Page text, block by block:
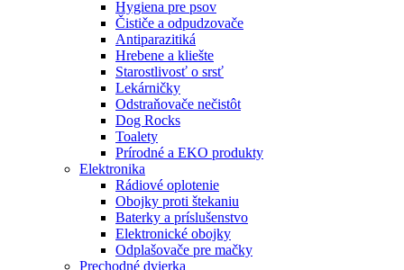
Hygiena pre psov
Čističe a odpudzovače
Antiparazitiká
Hrebene a kliešte
Starostlivosť o srsť
Lekárničky
Odstraňovače nečistôt
Dog Rocks
Toalety
Prírodné a EKO produkty
Elektronika
Rádiové oplotenie
Obojky proti štekaniu
Baterky a príslušenstvo
Elektronické obojky
Odplašovače pre mačky
Prechodné dvierka